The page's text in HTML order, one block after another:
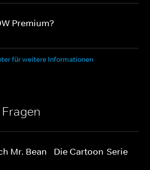
Premium?
für weitere Informationen
Mr. Bean - Die Cartoon-Serie